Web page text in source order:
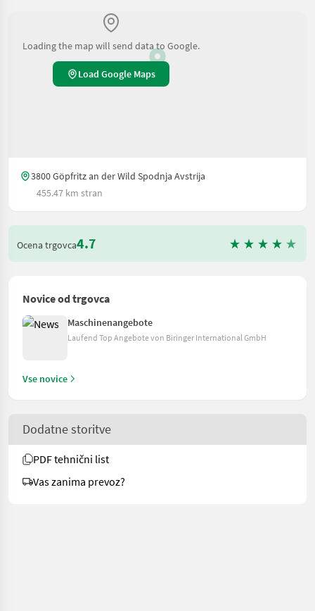
Loading the map will send data to Google.
Load Google Maps
3800 Göpfritz an der Wild Spodnja Avstrija
455.47 km stran
Ocena trgovca4.7
Novice od trgovca
Maschinenangebote
Laufend Top Angebote von Biringer International GmbH
Vse novice
Dodatne storitve
PDF tehnični list
Vas zanima prevoz?